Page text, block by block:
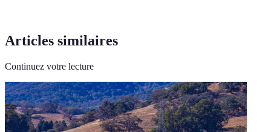
Articles similaires
Continuez votre lecture